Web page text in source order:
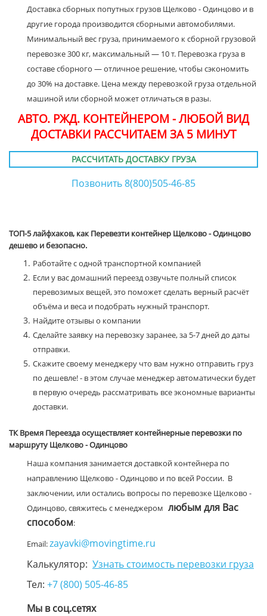
Доставка сборных попутных грузов Щелково - Одинцово и в
другие города производится сборными автомобилями.
Минимальный вес груза, принимаемого к сборной грузовой
перевозке 300 кг, максимальный — 10 т. Перевозка груза в
составе сборного — отличное решение, чтобы сэкономить
до 30% на доставке. Цена между перевозкой груза отдельной
машиной или сборной может отличаться в разы.
АВТО. РЖД. КОНТЕЙНЕРОМ - ЛЮБОЙ ВИД
ДОСТАВКИ РАССЧИТАЕМ ЗА 5 МИНУТ
РАССЧИТАТЬ ДОСТАВКУ ГРУЗА
Позвонить 8(800)505-46-85
ТОП-5 лайфхаков, как Перевезти контейнер Щелково - Одинцово
дешево и безопасно.
Работайте с одной транспортной компанией
Если у вас домашний переезд озвучьте полный список
перевозимых вещей, это поможет сделать верный расчёт
объёма и веса и подобрать нужный транспорт.
Найдите отзывы о компании
Сделайте заявку на перевозку заранее, за 5-7 дней до даты
отправки.
Скажите своему менеджеру что вам нужно отправить груз
по дешевле! - в этом случае менеджер автоматически будет
в первую очередь рассматривать все экономные варианты
доставки.
ТК Время Переезда осуществляет контейнерные перевозки по
маршруту Щелково - Одинцово
Наша компания занимается доставкой контейнера по
направлению Щелково - Одинцово и по всей России. В
заключении, или остались вопросы по перевозке Щелково -
Одинцово, свяжитесь с менеджером любым для Вас
способом:
Email:zayavki@movingtime.ru
Калькулятор: Узнать стоимость перевозки груза
Тел: +7 (800) 505-46-85
Мы в соц.сетях